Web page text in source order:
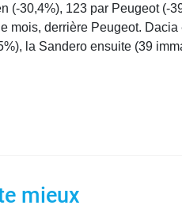
(-30,4%), 123 par Peugeot
mois, derrière Peugeot.
la Sandero ensuite (39
mieux